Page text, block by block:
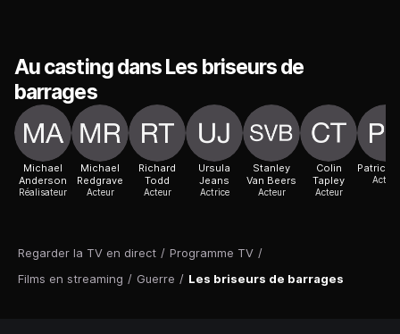
Regarder la TV en direct / Programme TV /
Films en streaming / Guerre / Les briseurs de barrages
Au casting dans Les briseurs de
barrages
Michael
Anderson
Réalisateur
Michael
Redgrave
Acteur
Richard
Todd
Acteur
Ursula
Jeans
Actrice
Stanley
Van Beers
Acteur
Colin
Tapley
Acteur
Patrick
Acteur